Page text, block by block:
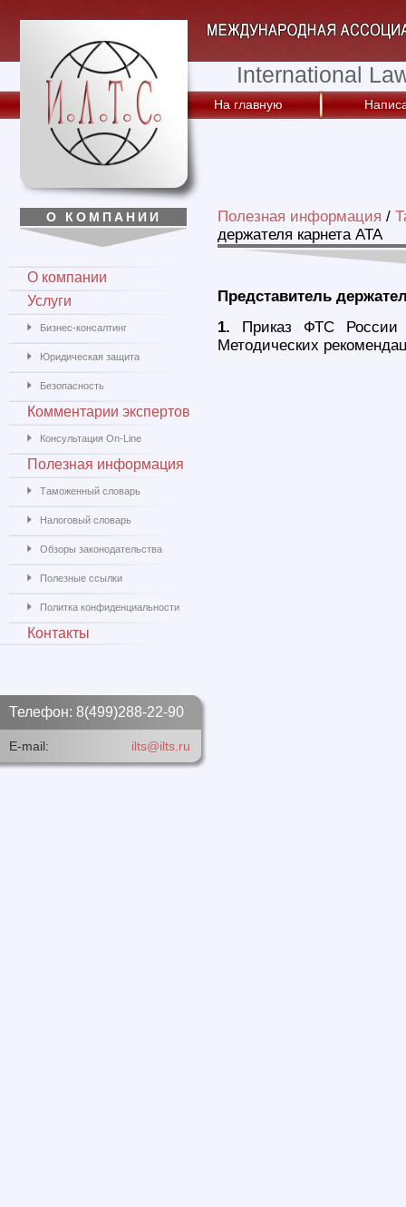
International
На главную
Полезная информация /
держателя карнета АТА
Представитель
1. Приказ ФТС
Методических
О КОМПАНИИ
О компании
Услуги
Бизнес-консалтинг
Юридическая защита
Безопасность
Комментарии экспертов
Консультация On-Line
Полезная информация
Таможенный словарь
Налоговый словарь
Обзоры законодательства
Полезные ссылки
Политка конфиденциальности
Контакты
Телефон: 8(499)288-22-90
E-mail: ilts@ilts.ru